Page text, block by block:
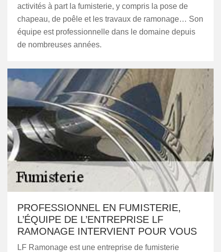
activités à part la fumisterie, y compris la pose de
chapeau, de poêle et les travaux de ramonage… Son
équipe est professionnelle dans le domaine depuis
de nombreuses années.
PROFESSIONNEL EN FUMISTERIE,
L’ÉQUIPE DE L’ENTREPRISE LF
RAMONAGE INTERVIENT POUR VOUS
LF Ramonage est une entreprise de fumisterie